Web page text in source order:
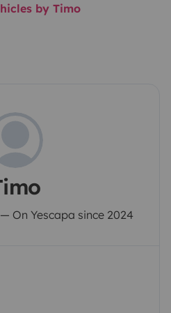
by Timo
On Yescapa since 2024